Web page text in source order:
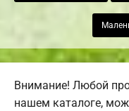
Внимание! Любой
нашем каталоге,